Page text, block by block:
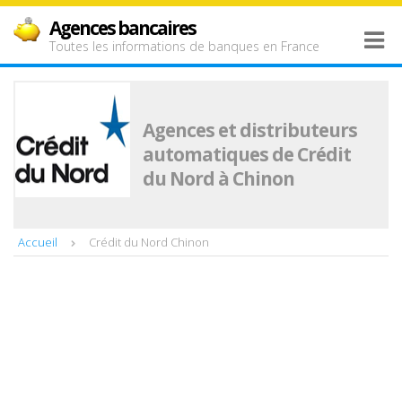
Agences bancaires
Toutes les informations de banques en France
Agences et distributeurs
automatiques de Crédit
du Nord à Chinon
Accueil Crédit du Nord Chinon